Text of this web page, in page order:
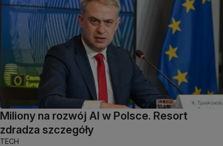
Miliony na rozwój AI w Polsce. Resort
zdradza szczegóły
TECH